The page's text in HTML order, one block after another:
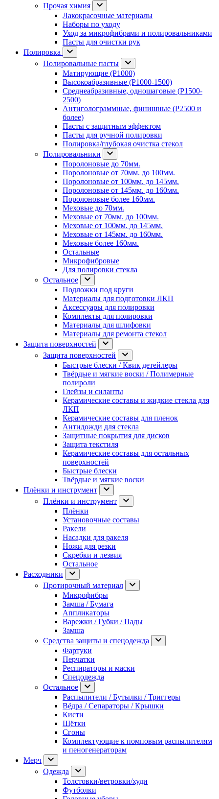
Прочая химия
Лакокрасочные материалы
Наборы по уходу
Уход за микрофибрами и полировальниками
Пасты для очистки рук
Полировка
Полировальные пасты
Матирующие (P1000)
Высокоабразивные (P1000-1500)
Среднеабразивные, одношаговые (P1500-
2500)
Антиголограммные, финишные (P2500 и
более)
Пасты с защитным эффектом
Пасты для ручной полировки
Полировка/глубокая очистка стекол
Полировальники
Поролоновые до 70мм.
Поролоновые от 70мм. до 100мм.
Поролоновые от 100мм. до 145мм.
Поролоновые от 145мм. до 160мм.
Поролоновые более 160мм.
Меховые до 70мм.
Меховые от 70мм. до 100мм.
Меховые от 100мм. до 145мм.
Меховые от 145мм. до 160мм.
Меховые более 160мм.
Остальные
Микрофибровые
Для полировки стекла
Остальное
Подложки под круги
Материалы для подготовки ЛКП
Аксессуары для полировки
Комплекты для полировки
Материалы для шлифовки
Материалы для ремонта стекол
Защита поверхностей
Защита поверхностей
Быстрые блески / Квик детейлеры
Твёрдые и мягкие воски / Полимерные
полироли
Глейзы и силанты
Керамические составы и жидкие стекла для
ЛКП
Керамические составы для пленок
Антидожди для стекла
Защитные покрытия для дисков
Защита текстиля
Керамические составы для остальных
поверхностей
Быстрые блески
Твёрдые и мягкие воски
Плёнки и инструмент
Плёнки и инструмент
Плёнки
Установочные составы
Ракели
Насадки для ракеля
Ножи для резки
Скребки и лезвия
Остальное
Расходники
Протирочный материал
Микрофибры
Замша / Бумага
Аппликаторы
Варежки / Губки / Пады
Замша
Средства защиты и спецодежда
Фартуки
Перчатки
Респираторы и маски
Спецодежда
Остальное
Распылители / Бутылки / Триггеры
Вёдра / Сепараторы / Крышки
Кисти
Щётки
Сгоны
Комплектующие к помповым распылителям
и пеногенераторам
Мерч
Одежда
Толстовки/ветровки/худи
Футболки